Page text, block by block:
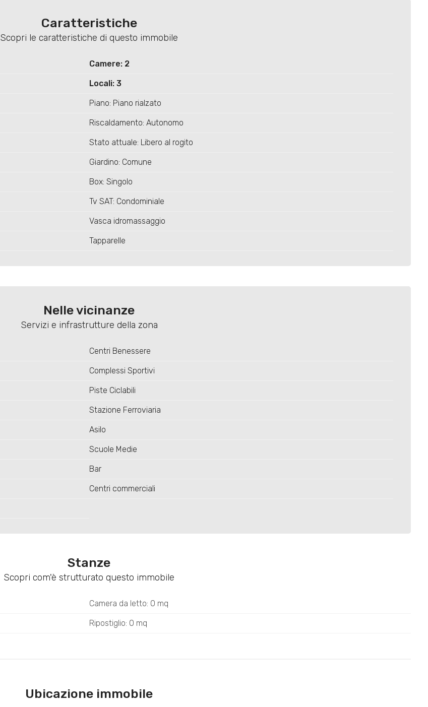
Caratteristiche
Scopri le caratteristiche di questo immobile
Camere: 2
Locali: 3
Piano: Piano rialzato
Riscaldamento: Autonomo
Stato attuale: Libero al rogito
Giardino: Comune
Box: Singolo
Tv SAT: Condominiale
Vasca idromassaggio
Tapparelle
Nelle vicinanze
Servizi e infrastrutture della zona
Centri Benessere
Complessi Sportivi
Piste Ciclabili
Stazione Ferroviaria
Asilo
Scuole Medie
Bar
Centri commerciali
Stanze
Scopri com'è strutturato questo immobile
Camera da letto: 0 mq
Ripostiglio: 0 mq
Ubicazione immobile